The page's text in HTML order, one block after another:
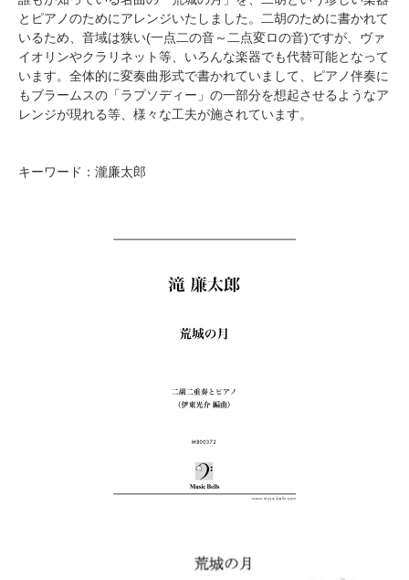
とピアノのためにアレンジいたしました。二胡のために書かれて
いるため、音域は狭い(一点二の音～二点変ロの音)ですが、ヴァ
イオリンやクラリネット等、いろんな楽器でも代替可能となって
います。全体的に変奏曲形式で書かれていまして、ピアノ伴奏に
もブラームスの「ラプソディー」の一部分を想起させるようなア
レンジが現れる等、様々な工夫が施されています。
キーワード：瀧廉太郎